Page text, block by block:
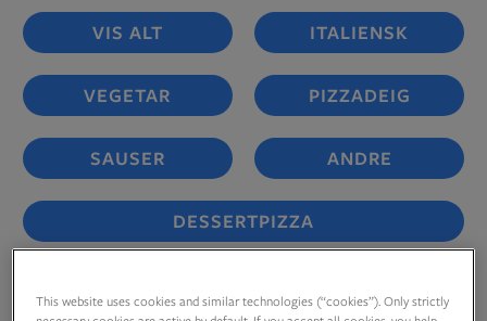
VIS ALT ITALIENSK
VEGETAR PIZZADEIG
SAUSER ANDRE
DESSERTPIZZA
This website uses cookies and similar technologies (“cookies”). Only strictly